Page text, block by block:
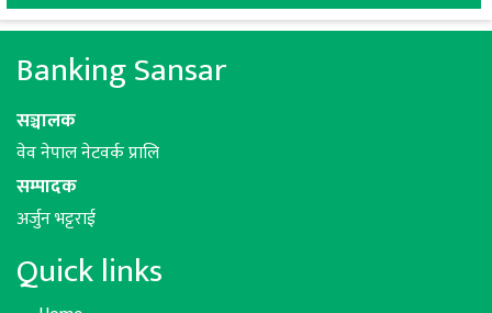
Banking Sansar
सञ्चालक
वेव नेपाल नेटवर्क प्रालि
सम्पादक
अर्जुन भट्टराई
Quick links